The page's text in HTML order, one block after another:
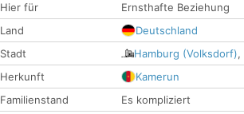
Hier für
Ernsthafte Beziehung
Land
Deutschland
Stadt
Hamburg (Volksdorf),
Herkunft
Kamerun
Familienstand
Es kompliziert